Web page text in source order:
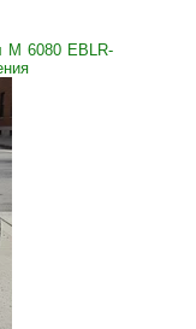
M 6080 EBLR-